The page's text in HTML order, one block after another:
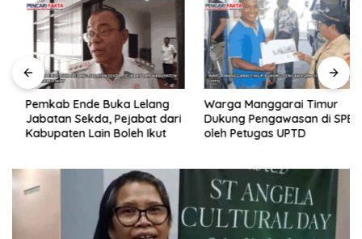
Pemkab Ende Buka Lelang
Jabatan Sekda, Pejabat dari
Kabupaten Lain Boleh Ikut
Warga Manggarai Timur
Dukung Pengawasan di SPBU
oleh Petugas UPTD